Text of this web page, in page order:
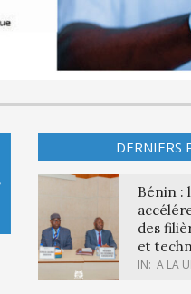
DERNIERS
Bénin :
des
et
IN: A LA